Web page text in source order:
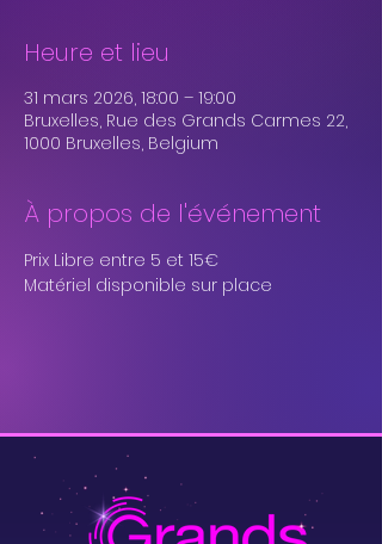
Heure et lieu
31 mars 2026, 18:00 – 19:00
Bruxelles, Rue des Grands Carmes 22,
1000 Bruxelles, Belgium
À propos de l'événement
Prix Libre entre 5 et 15€
Matériel disponible sur place